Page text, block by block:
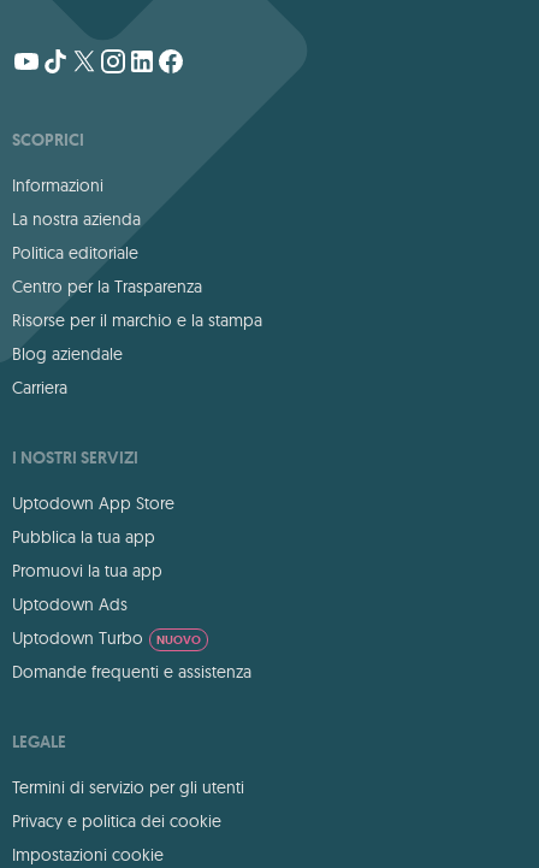
SCOPRICI
Informazioni
La nostra azienda
Politica editoriale
Centro per la Trasparenza
Risorse per il marchio e la stampa
Blog aziendale
Carriera
I NOSTRI SERVIZI
Uptodown App Store
Pubblica la tua app
Promuovi la tua app
Uptodown Ads
Uptodown Turbo
NUOVO
Domande frequenti e assistenza
LEGALE
Termini di servizio per gli utenti
Privacy e politica dei cookie
Impostazioni cookie